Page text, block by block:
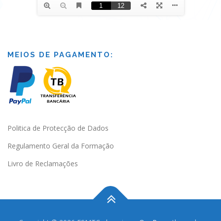
MEIOS DE PAGAMENTO:
Politica de Protecção de Dados
Regulamento Geral da Formação
Livro de Reclamações